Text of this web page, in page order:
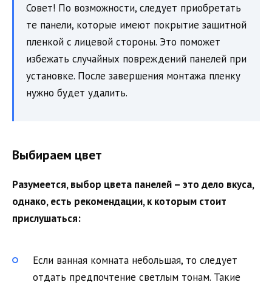
Совет! По возможности, следует приобретать
те панели, которые имеют покрытие защитной
пленкой с лицевой стороны. Это поможет
избежать случайных повреждений панелей при
установке. После завершения монтажа пленку
нужно будет удалить.
Выбираем цвет
Разумеется, выбор цвета панелей – это дело вкуса,
однако, есть рекомендации, к которым стоит
прислушаться:
Если ванная комната небольшая, то следует
отдать предпочтение светлым тонам. Такие